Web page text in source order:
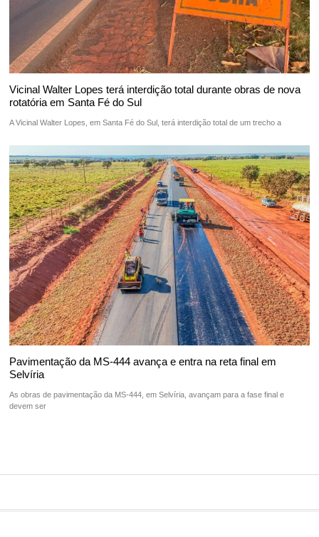
Vicinal Walter Lopes terá interdição total durante obras de nova
rotatória em Santa Fé do Sul
A Vicinal Walter Lopes, em Santa Fé do Sul, terá interdição total de um trecho a
Pavimentação da MS-444 avança e entra na reta final em
Selvíria
As obras de pavimentação da MS-444, em Selvíria, avançam para a fase final e
devem ser